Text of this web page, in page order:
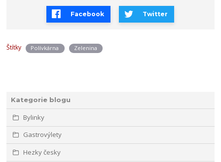
Kategorie blogu
Bylinky
Gastrovýlety
Hezky česky
Facebook Twitter
Štítky Polívkárna Zelenina